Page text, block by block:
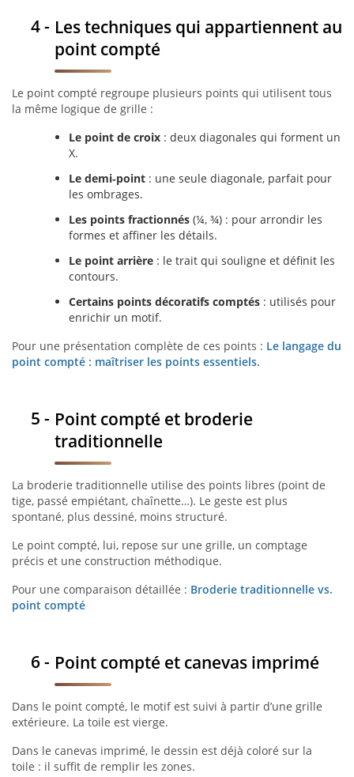
Les techniques qui appartiennent au
point compté
Le point compté regroupe plusieurs points qui utilisent tous
la même logique de grille :
Le point de croix : deux diagonales qui forment un
X.
Le demi‑point : une seule diagonale, parfait pour
les ombrages.
Les points fractionnés (¼, ¾) : pour arrondir les
formes et affiner les détails.
Le point arrière : le trait qui souligne et définit les
contours.
Certains points décoratifs comptés : utilisés pour
enrichir un motif.
Pour une présentation complète de ces points : Le langage du
point compté : maîtriser les points essentiels.
Point compté et broderie
traditionnelle
La broderie traditionnelle utilise des points libres (point de
tige, passé empiétant, chaînette…). Le geste est plus
spontané, plus dessiné, moins structuré.
Le point compté, lui, repose sur une grille, un comptage
précis et une construction méthodique.
Pour une comparaison détaillée : Broderie traditionnelle vs.
point compté
Point compté et canevas imprimé
Dans le point compté, le motif est suivi à partir d’une grille
extérieure. La toile est vierge.
Dans le canevas imprimé, le dessin est déjà coloré sur la
toile : il suffit de remplir les zones.